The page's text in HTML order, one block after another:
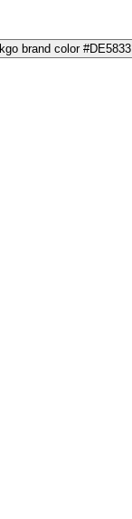
brand color #DE5833